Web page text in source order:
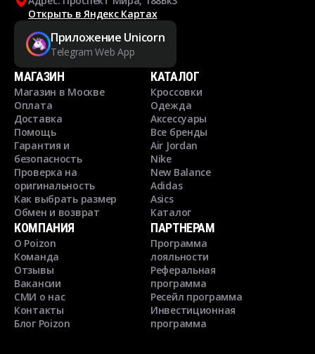
Открыть в Яндекс Картах
Приложение Unicorn
Telegram Web App
МАГАЗИН
Магазин в Москве
Оплата
Доставка
Помощь
Гарантия и
безопасность
Проверка на
оригинальность
Как выбрать размер
Обмен и возврат
КАТАЛОГ
Кроссовки
Одежда
Аксессуары
Все бренды
Air Jordan
Nike
New Balance
Adidas
Asics
Каталог
КОМПАНИЯ
О Poizon
Команда
Отзывы
Вакансии
СМИ о нас
Контакты
Блог Poizon
ПАРТНЕРАМ
Программа
лояльности
Реферальная
программа
Ресейл программа
Инвестиционная
программа